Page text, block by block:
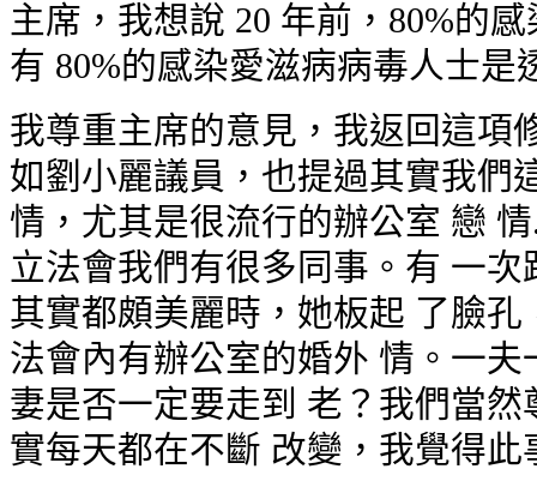
主席，我想說 20 年前，80%的
有 80%的感染愛滋病病毒人士是
我尊重主席的意見，我返回這項
如劉小麗議員，也提過其實我們
情，尤其是很流行的辦公室 戀
立法會我們有很多同事。有 一
其實都頗美麗時，她板起 了臉
法會內有辦公室的婚外 情。一
妻是否一定要走到 老？我們當
實每天都在不斷 改變，我覺得